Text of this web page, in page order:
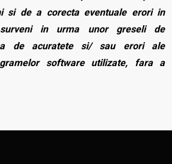
si de a corecta eventuale erori in
in urma unor greseli de
de acuratete si/ sau erori ale
software utilizate, fara a